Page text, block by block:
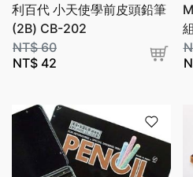
利百代 小天使學前皮頭鉛筆
(2B) CB-202
NT$60
NT$ 42